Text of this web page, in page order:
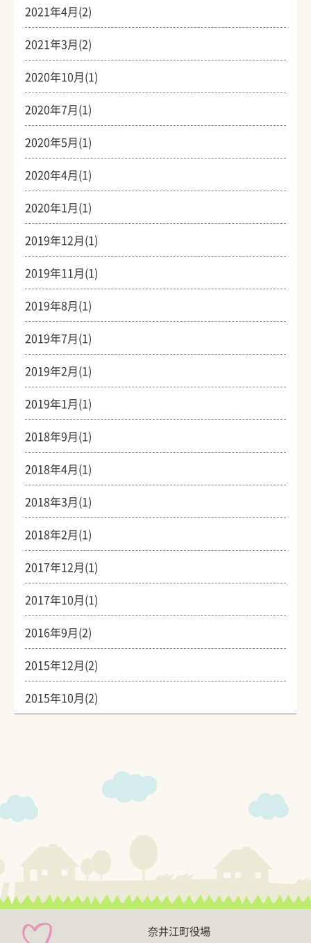
2021年4月(2)
2021年3月(2)
2020年10月(1)
2020年7月(1)
2020年5月(1)
2020年4月(1)
2020年1月(1)
2019年12月(1)
2019年11月(1)
2019年8月(1)
2019年7月(1)
2019年2月(1)
2019年1月(1)
2018年9月(1)
2018年4月(1)
2018年3月(1)
2018年2月(1)
2017年12月(1)
2017年10月(1)
2016年9月(2)
2015年12月(2)
2015年10月(2)
奈井江町役場